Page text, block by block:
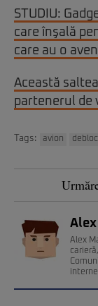
STUDIU:
care înşală
care au o
Această
partenerul de
Tags: avion
Alex